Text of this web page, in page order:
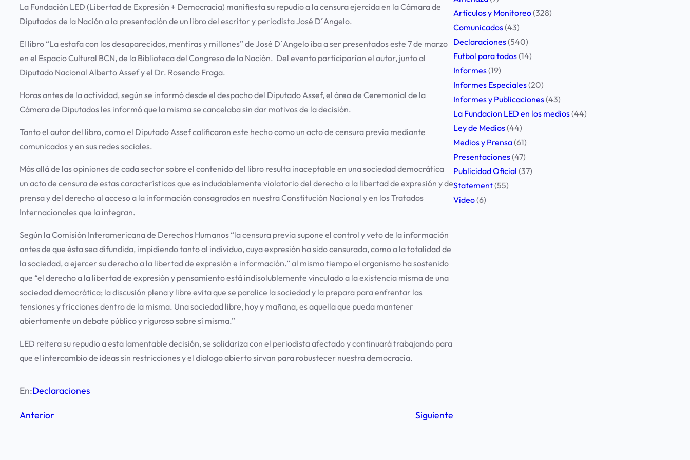
La Fundación LED (Libertad de Expresión + Democracia) manifiesta su repudio a la censura ejercida en la Cámara de
Diputados de la Nación a la presentación de un libro del escritor y periodista José D´Angelo.
El libro “La estafa con los desaparecidos, mentiras y millones” de José D´Angelo iba a ser presentados este 7 de marzo
en el Espacio Cultural BCN, de la Biblioteca del Congreso de la Nación. Del evento participarían el autor, junto al
Diputado Nacional Alberto Assef y el Dr. Rosendo Fraga.
Horas antes de la actividad, según se informó desde el despacho del Diputado Assef, el área de Ceremonial de la
Cámara de Diputados les informó que la misma se cancelaba sin dar motivos de la decisión.
Tanto el autor del libro, como el Diputado Assef calificaron este hecho como un acto de censura previa mediante
comunicados y en sus redes sociales.
Más allá de las opiniones de cada sector sobre el contenido del libro resulta inaceptable en una sociedad democrática
un acto de censura de estas características que es indudablemente violatorio del derecho a la libertad de expresión y de
prensa y del derecho al acceso a la información consagrados en nuestra Constitución Nacional y en los Tratados
Internacionales que la integran.
Según la Comisión Interamericana de Derechos Humanos “la censura previa supone el control y veto de la información
antes de que ésta sea difundida, impidiendo tanto al individuo, cuya expresión ha sido censurada, como a la totalidad de
la sociedad, a ejercer su derecho a la libertad de expresión e información.” al mismo tiempo el organismo ha sostenido
que “el derecho a la libertad de expresión y pensamiento está indisolublemente vinculado a la existencia misma de una
sociedad democrática; la discusión plena y libre evita que se paralice la sociedad y la prepara para enfrentar las
tensiones y fricciones dentro de la misma. Una sociedad libre, hoy y mañana, es aquella que pueda mantener
abiertamente un debate público y riguroso sobre sí misma.”
LED reitera su repudio a esta lamentable decisión, se solidariza con el periodista afectado y continuará trabajando para
que el intercambio de ideas sin restricciones y el dialogo abierto sirvan para robustecer nuestra democracia.
En:Declaraciones
Anterior Siguiente
Artículos y Monitoreo(328)
Comunicados(43)
Declaraciones(540)
Futbol para todos(14)
Informes(19)
Informes Especiales(20)
Informes y Publicaciones(43)
La Fundacion LED en los medios(44)
Ley de Medios(44)
Medios y Prensa(61)
Presentaciones(47)
Publicidad Oficial (37)
Statement(55)
Video(6)